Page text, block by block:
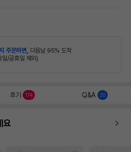
주문하면, 다음날 95% 도착
일/공휴일 제외)
후기 174 Q&A 20
요